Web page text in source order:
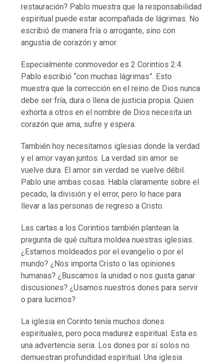
restauración? Pablo muestra que la responsabilidad
espiritual puede estar acompañada de lágrimas. No
escribió de manera fría o arrogante, sino con
angustia de corazón y amor.
Especialmente conmovedor es 2 Corintios 2:4.
Pablo escribió “con muchas lágrimas”. Esto
muestra que la corrección en el reino de Dios nunca
debe ser fría, dura o llena de justicia propia. Quien
exhorta a otros en el nombre de Dios necesita un
corazón que ama, sufre y espera.
También hoy necesitamos iglesias donde la verdad
y el amor vayan juntos. La verdad sin amor se
vuelve dura. El amor sin verdad se vuelve débil.
Pablo une ambas cosas. Habla claramente sobre el
pecado, la división y el error, pero lo hace para
llevar a las personas de regreso a Cristo.
Las cartas a los Corintios también plantean la
pregunta de qué cultura moldea nuestras iglesias.
¿Estamos moldeados por el evangelio o por el
mundo? ¿Nos importa Cristo o las opiniones
humanas? ¿Buscamos la unidad o nos gusta ganar
discusiones? ¿Usamos nuestros dones para servir
o para lucirnos?
La iglesia en Corinto tenía muchos dones
espirituales, pero poca madurez espiritual. Esta es
una advertencia seria. Los dones por sí solos no
demuestran profundidad espiritual. Una iglesia